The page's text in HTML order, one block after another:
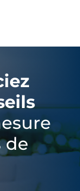
de